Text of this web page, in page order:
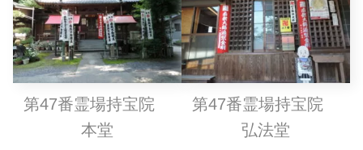
第47番霊場持宝院
本堂
第47番霊場持宝院
弘法堂